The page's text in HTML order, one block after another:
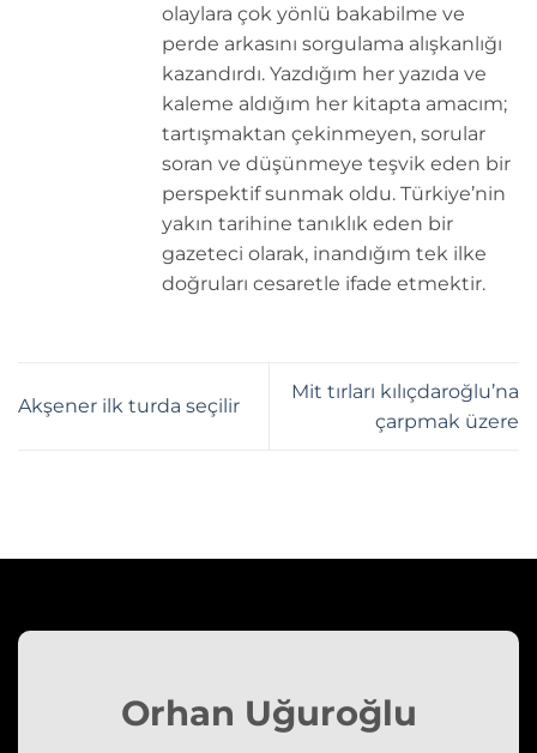
olaylara çok yönlü bakabilme ve
perde arkasını sorgulama alışkanlığı
kazandırdı. Yazdığım her yazıda ve
kaleme aldığım her kitapta amacım;
tartışmaktan çekinmeyen, sorular
soran ve düşünmeye teşvik eden bir
perspektif sunmak oldu. Türkiye’nin
yakın tarihine tanıklık eden bir
gazeteci olarak, inandığım tek ilke
doğruları cesaretle ifade etmektir.
Akşener ilk turda seçilir
Mit tırları kılıçdaroğlu’na
çarpmak üzere
Orhan Uğuroğlu